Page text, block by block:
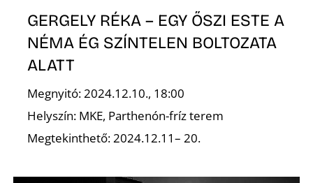
GERGELY RÉKA – EGY ŐSZI ESTE A
NÉMA ÉG SZÍNTELEN BOLTOZATA
ALATT
Megnyitó: 2024.12.10., 18:00
Helyszín: MKE, Parthenón-fríz terem
Megtekinthető: 2024.12.11– 20.